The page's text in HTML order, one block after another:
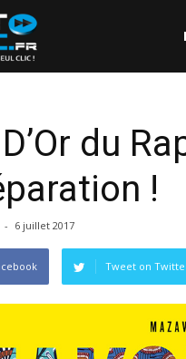
D’Or du
!
- 6 juillet 2017
Tweet on